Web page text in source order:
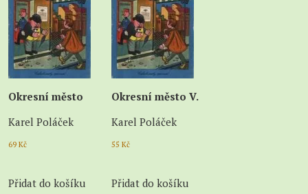
Okresní město
Karel Poláček
69 Kč
Přidat do košíku
Okresní město V.
Karel Poláček
55 Kč
Přidat do košíku